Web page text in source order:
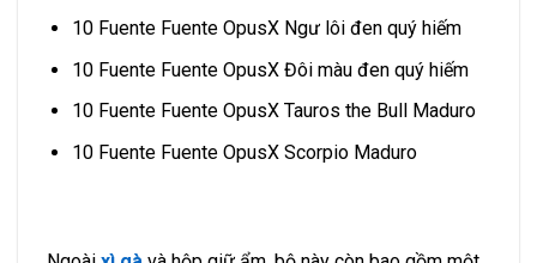
10 Fuente Fuente OpusX Ngư lôi đen quý hiếm
10 Fuente Fuente OpusX Đôi màu đen quý hiếm
10 Fuente Fuente OpusX Tauros the Bull Maduro
10 Fuente Fuente OpusX Scorpio Maduro